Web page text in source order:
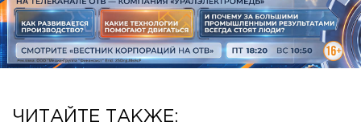
ЧИТАЙТЕ ТАКЖЕ: